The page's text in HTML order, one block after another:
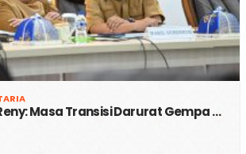
Masa Transisi Darurat Gempa …